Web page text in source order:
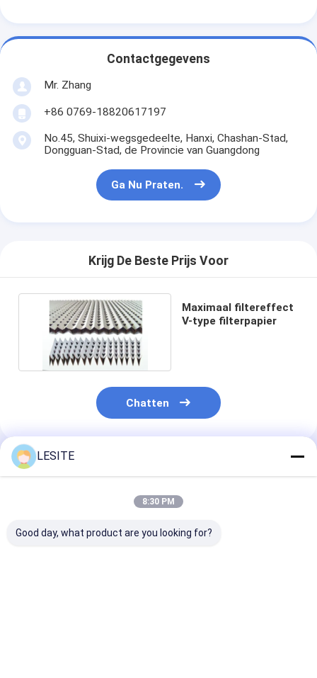
Automatische het Vastnagelen Machine
Semi Automatische het Vastnagelen Machine
Kaderlasser
De Filters van airconditioningshepa
de filters van de luchtzuiveringsinstallatie
Origami die Machine vouwen
ultrasone stikkende machine
luchtfilter Frame maken machine
De Filter van de Hepazak
Contactgegevens
Mr. Zhang
+86 0769-18820617197
No.45, Shuixi-wegsgedeelte, Hanxi, Chashan-Stad,
Dongguan-Stad, de Provincie van Guangdong
Ga Nu Praten.
Krijg De Beste Prijs Voor
Maximaal filtereffect
V-type filterpapier
Chatten
Geadviseerde Producten
LESITE
8:30 PM
Good day, what product are you looking for?